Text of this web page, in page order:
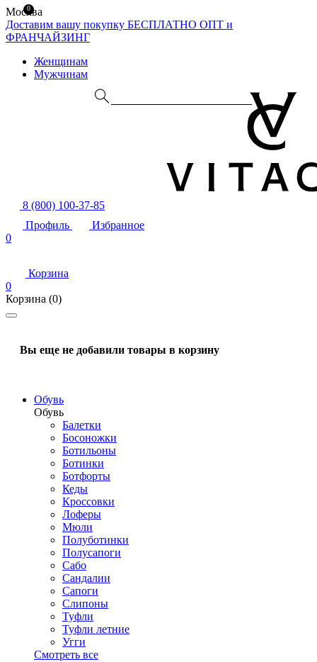
Москва
Доставим вашу покупку БЕСПЛАТНО ОПТ и
ФРАНЧАЙЗИНГ
Женщинам
Мужчинам
8 (800) 100-37-85
Профиль
Избранное
0
Корзина
0
Корзина (0)
Вы еще не добавили товары в корзину
Обувь
Обувь
Балетки
Босоножки
Ботильоны
Ботинки
Ботфорты
Кеды
Кроссовки
Лоферы
Мюли
Полуботинки
Полусапоги
Сабо
Сандалии
Сапоги
Слипоны
Туфли
Туфли летние
Угги
Смотреть все
0